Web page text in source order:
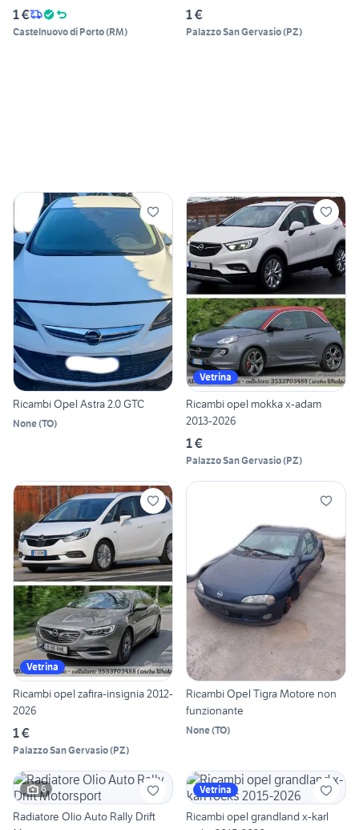
1 €
Castelnuovo di Porto(RM)
1 €
Palazzo San Gervasio(PZ)
Ricambi Opel Astra 2.0 GTC
None(TO)
Vetrina
Ricambi opel mokka x-adam
2013-2026
1 €
Palazzo San Gervasio(PZ)
Vetrina
Ricambi opel zafira-insignia 2012-
2026
1 €
Palazzo San Gervasio(PZ)
Ricambi Opel Tigra Motore non
funzionante
None(TO)
6
Radiatore Olio Auto Rally Drift
Vetrina
Ricambi opel grandland x-karl